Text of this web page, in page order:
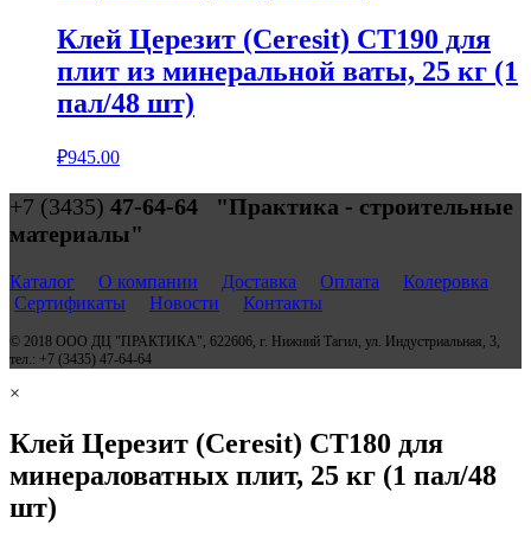
Клей Церезит (Ceresit) СТ190 для
плит из минеральной ваты, 25 кг (1
пал/48 шт)
₽945.00
+7 (3435) 47-64-64 "Практика - строительные
материалы"
Каталог О компании Доставка Оплата
Колеровка
Сертификаты
Новости Контакты
© 2018 ООО ДЦ "ПРАКТИКА", 622606, г. Нижний Тагил, ул. Индустриальная, 3,
тел.: +7 (3435) 47-64-64
×
Клей Церезит (Ceresit) СТ180 для
минераловатных плит, 25 кг (1 пал/48
шт)